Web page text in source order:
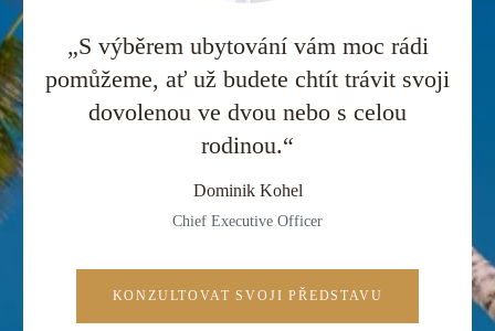
„S výběrem ubytování vám moc rádi
pomůžeme, ať už budete chtít trávit svoji
dovolenou ve dvou nebo s celou
rodinou.“
Dominik Kohel
Chief Executive Officer
KONZULTOVAT SVOJI PŘEDSTAVU